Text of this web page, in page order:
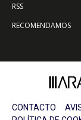
RSS
RECOMENDAMOS
CONTACTO